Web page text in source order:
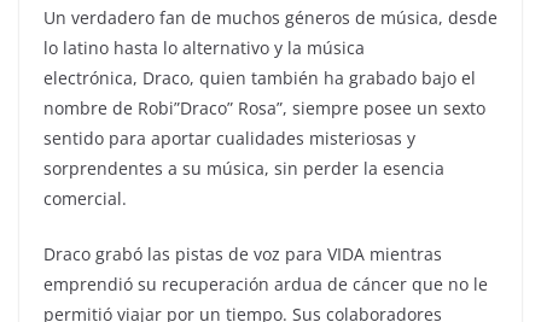
Un verdadero fan de muchos géneros de música, desde
lo latino hasta lo alternativo y la música
electrónica, Draco, quien también ha grabado bajo el
nombre de Robi”Draco” Rosa”, siempre posee un sexto
sentido para aportar cualidades misteriosas y
sorprendentes a su música, sin perder la esencia
comercial.
Draco grabó las pistas de voz para VIDA mientras
emprendió su recuperación ardua de cáncer que no le
permitió viajar por un tiempo. Sus colaboradores